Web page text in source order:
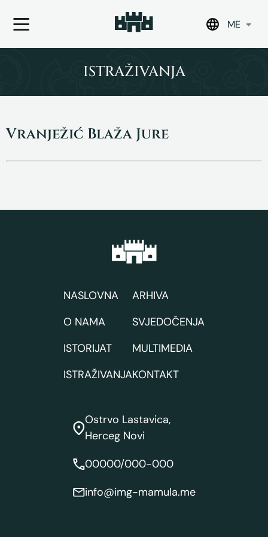
ME
ISTRAŽIVANJA
Vranježić Blaža Jure
NASLOVNA
O NAMA
ISTORIJAT
ISTRAŽIVANJA
ARHIVA
SVJEDOČENJA
MULTIMEDIA
KONTAKT
Ostrvo Lastavica,
Herceg Novi
00000/000-000
info@img-mamula.me